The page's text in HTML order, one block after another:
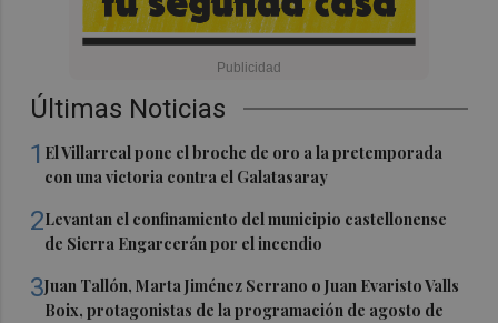
Últimas Noticias
1 El Villarreal pone el broche de oro a la pretemporada
con una victoria contra el Galatasaray
2Levantan el confinamiento del municipio castellonense
de Sierra Engarcerán por el incendio
3Juan Tallón, Marta Jiménez Serrano o Juan Evaristo Valls
Boix, protagonistas de la programación de agosto de